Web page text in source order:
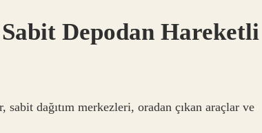
Depodan Hareketli
dağıtım merkezleri, oradan çıkan araçlar ve